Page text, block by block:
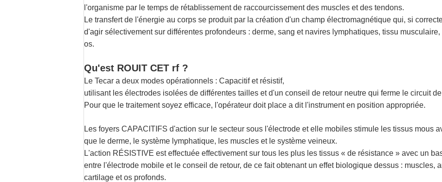
l'organisme par le temps de rétablissement de raccourcissement des muscles et des tendons.
Le transfert de l'énergie au corps se produit par la création d'un champ électromagnétique qui, si
d'agir sélectivement sur différentes profondeurs : derme, sang et navires lymphatiques, tissu
os.
Qu'est ROUIT CET rf ?
Le Tecar a deux modes opérationnels : Capacitif et résistif,
utilisant les électrodes isolées de différentes tailles et d'un conseil de retour neutre qui ferme le circuit
Pour que le traitement soyez efficace, l'opérateur doit place a dit l'instrument en position appropriée.
Les foyers CAPACITIFS d'action sur le secteur sous l'électrode et elle mobiles stimule les tissus mous
que le derme, le système lymphatique, les muscles et le système veineux.
L'action RÉSISTIVE est effectuée effectivement sur tous les plus les tissus « de résistance » avec un
entre l'électrode mobile et le conseil de retour, de ce fait obtenant un effet biologique dessus : muscles,
cartilage et os profonds.